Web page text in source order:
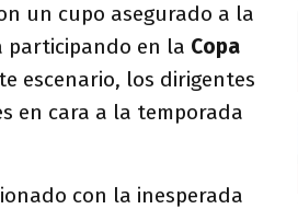
un cupo asegurado a la
participando en la Copa
escenario, los dirigentes
en cara a la temporada
con la inesperada